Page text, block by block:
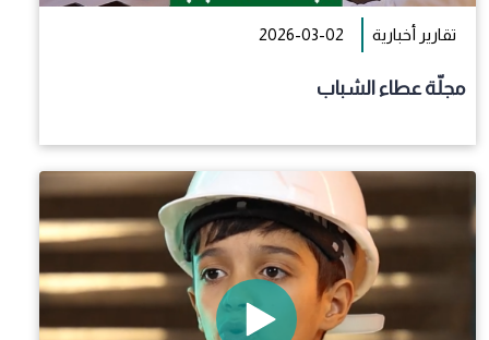
تقارير أخبارية 2026-03-02
مجلّة عطاء الشباب